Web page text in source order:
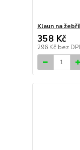
Klaun na
358 Kč
296 Kč bez